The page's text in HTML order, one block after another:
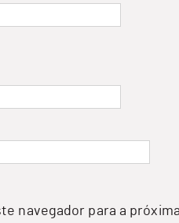
navegador para a